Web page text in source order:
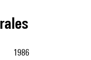
1986